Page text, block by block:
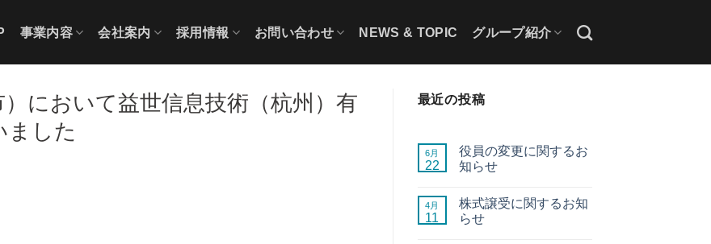
事業内容 会社案内 採用情報 お問い合わせ NEWS & TOPIC グループ紹介
において益世信息技術（杭州）有
ました
最近の投稿
22
6月
役員の変更に関するお
知らせ
11
4月
株式譲受に関するお知
らせ